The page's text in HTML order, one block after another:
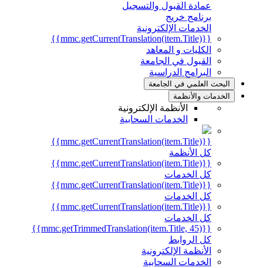
عمادة القبول والتسجيل
برنامج خريج
الخدمات الإلكترونية
{{mmc.getCurrentTranslation(item.Title)}}
الكليات و المعاهد
القبول في الجامعة
البرامج الدراسية
البحث العلمي في الجامعة
الخدمات والأنظمة
الأنظمة الإلكترونية
الخدمات السحابية
{{mmc.getCurrentTranslation(item.Title)}}
كل الأنظمة
{{mmc.getCurrentTranslation(item.Title)}}
كل الخدمات
{{mmc.getCurrentTranslation(item.Title)}}
كل الخدمات
{{mmc.getCurrentTranslation(item.Title)}}
كل الخدمات
{{mmc.getTrimmedTranslation(item.Title, 45)}}
كل الروابط
الأنظمة الإلكترونية
الخدمات السحابية